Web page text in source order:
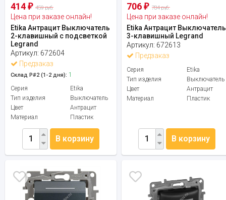
414 ₽ 459 руб.
Цена при заказе онлайн!
Etika Антрацит Выключатель
2-клавишный с подсветкой
Legrand
Артикул: 672604
Предзаказ
Склад Р#2 (1-2 дня): 1
Серия
Etika
Тип изделия
Выключатель
Цвет
Антрацит
Материал
Пластик
В корзину
706₽ 784 руб.
Цена при заказе онлайн!
Etika Антрацит Выключатель
3-клавишный Legrand
Артикул: 672613
Предзаказ
Серия
Etika
Тип изделия
Выключатель
Цвет
Антрацит
Материал
Пластик
В корзину